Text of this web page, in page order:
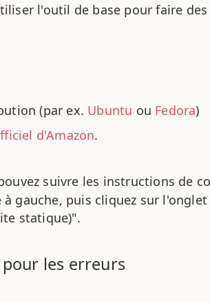
l'outil de base pour faire des
(par ex. Ubuntu ou Fedora)
d'Amazon.
suivre les instructions de
gauche, puis cliquez sur l'onglet
statique)".
les erreurs